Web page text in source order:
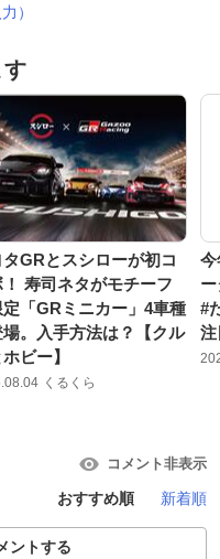
）
す
タGRとスシローが初コ
！ 寿司ネタがモチーフ
「GRミニカー」4車種
。入手方法は？【クル
ビー】
くるくら
今
#
注
コメント非表示
おすすめ順 新着順
ントする